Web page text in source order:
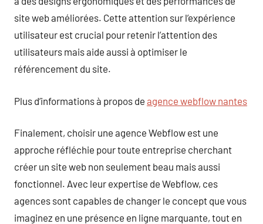
site web améliorées. Cette attention sur l’expérience
utilisateur est crucial pour retenir l’attention des
utilisateurs mais aide aussi à optimiser le
référencement du site.
Plus d’informations à propos de agence webflow nantes
Finalement, choisir une agence Webflow est une
approche réfléchie pour toute entreprise cherchant
créer un site web non seulement beau mais aussi
fonctionnel. Avec leur expertise de Webflow, ces
agences sont capables de changer le concept que vous
imaginez en une présence en ligne marquante, tout en